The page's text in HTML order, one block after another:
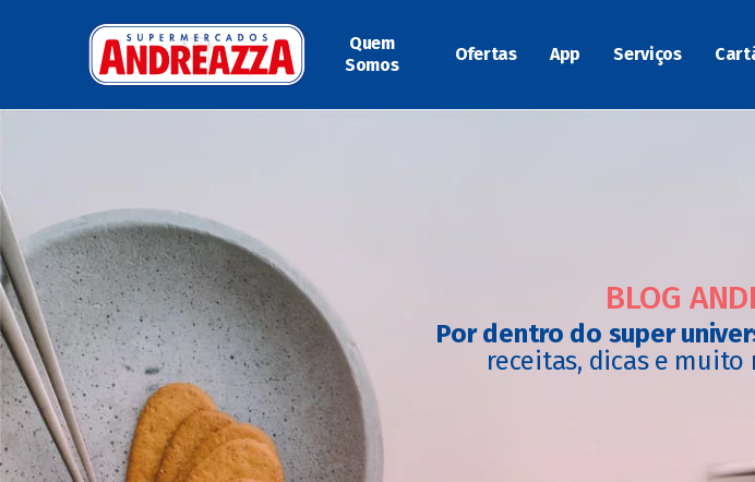
Quem
Somos
Ofertas App Serviços
BLOG
Por dentro do super
receitas, dicas e muito